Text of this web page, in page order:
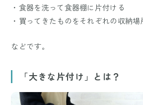
・食器を洗って食器棚に片付ける
・買ってきたものをそれぞれの収納場
などです。
「大きな片付け」とは？